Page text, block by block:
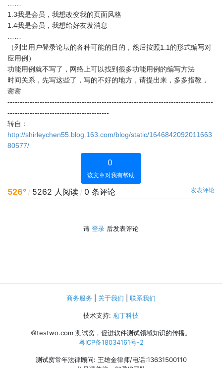
1.3我是会员，我想改变我的页面风格
1.4我是会员，我想给好友发消息
（列出用户登录论坛的各种可能的目的，然后按照1.1的形式编写对
应用例）
功能用例就不写了，网络上可以找到很多功能用例的编写方法
时间关系，先写这些了，写的不好的地方，请提出来，多多指教，
谢谢
-----------------------------------------------------------------------------------
-----------------------------------------
转自：
http://shirleychen55.blog.163.com/blog/static/1646842092011663
80577/
0
该文章对我有帮助
526° / 5262 人阅读 / 0 条评论 发表评论
请 登录 后发表评论
商务服务 关于我们 联系我们
技术支持: 庖丁科技
©testwo.com 测试窝，促进软件测试领域知识的传播。
粤ICP备18034161号-2
测试窝常年法律顾问: 王雄金律师/电话:13631500110